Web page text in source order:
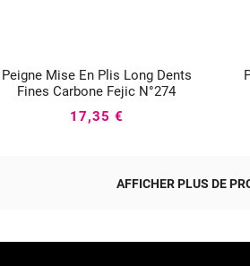
Peigne Mise En Plis Long Dents
Fines Carbone Fejic N°274
  
17,35 €
AFFICHER PLUS DE